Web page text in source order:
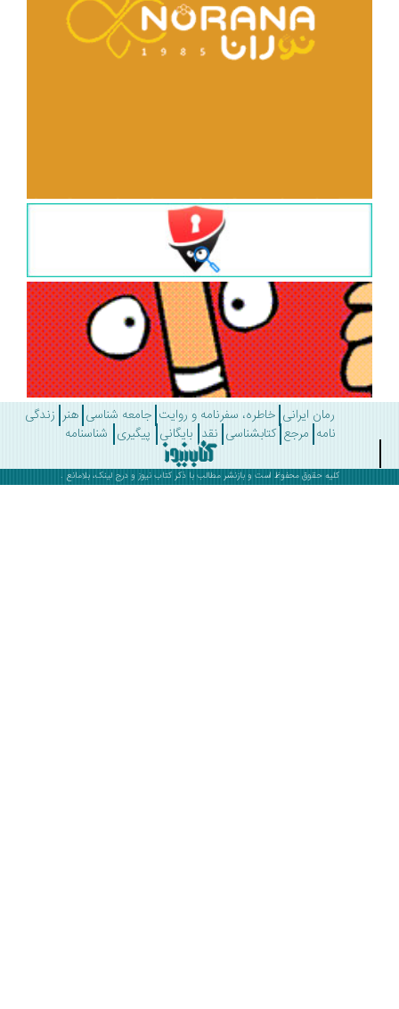
رمان ایرانی خاطره، سفرنامه و روایت جامعه شناسی هنر زندگی
مرجع کتابشناسی نقد بایگانی پیگیری شناسنامه
کلیه حقوق محفوظ است و بازنشر مطالب با ذکرکتاب نیوز و درج لینک، بلامانع .